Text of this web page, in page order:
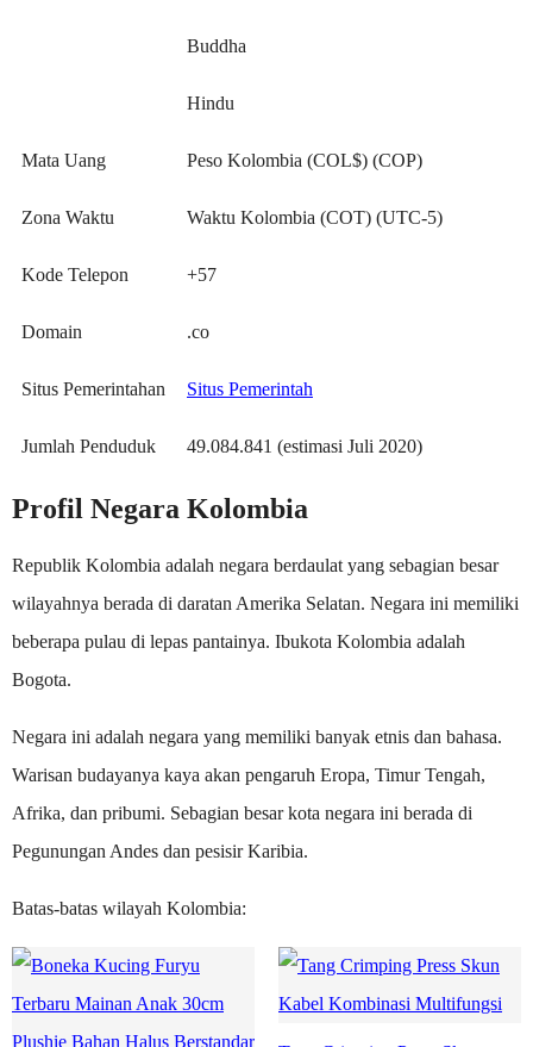
Buddha
Hindu
Mata Uang Peso Kolombia (COL$) (COP)
Zona Waktu Waktu Kolombia (COT) (UTC-5)
Kode Telepon +57
Domain .co
Situs Pemerintahan Situs Pemerintah
Jumlah Penduduk 49.084.841 (estimasi Juli 2020)
Profil Negara Kolombia
Republik Kolombia adalah negara berdaulat yang sebagian besar
wilayahnya berada di daratan Amerika Selatan. Negara ini memiliki
beberapa pulau di lepas pantainya. Ibukota Kolombia adalah
Bogota.
Negara ini adalah negara yang memiliki banyak etnis dan bahasa.
Warisan budayanya kaya akan pengaruh Eropa, Timur Tengah,
Afrika, dan pribumi. Sebagian besar kota negara ini berada di
Pegunungan Andes dan pesisir Karibia.
Batas-batas wilayah Kolombia: